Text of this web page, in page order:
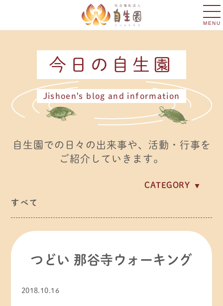
MENU
今日の自生園
Jishoen's blog and information
自生園での日々の出来事や、活動・行事を
ご紹介していきます。
CATEGORY
イベント・行事
その他
すべて
つどい 那谷寺ウォーキング
2018.10.16